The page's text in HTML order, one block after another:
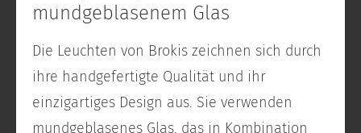
mundgeblasenem Glas
Die Leuchten von Brokis zeichnen sich durch
ihre handgefertigte Qualität und ihr
einzigartiges Design aus. Sie verwenden
mundgeblasenes Glas, das in Kombination